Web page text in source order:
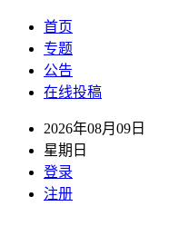
首页
专题
公告
在线投稿
2026年08月09日
星期日
登录
注册